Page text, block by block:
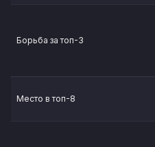
Борьба за топ-3
Место в топ-8